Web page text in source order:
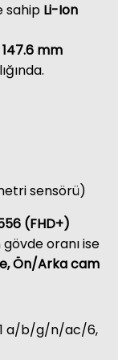
sahip Li-Ion
147.6 mm
sensörü)
(FHD+)
oranı ise
Ön/Arka cam
a/b/g/n/ac/6,